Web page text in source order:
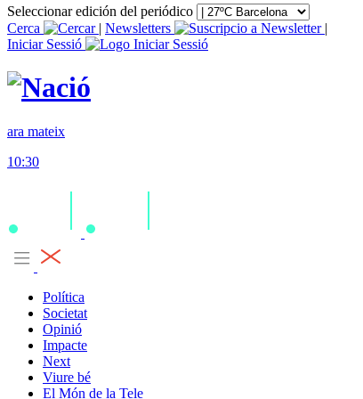
Seleccionar edición del periódico
Cerca
| Newsletters
|
Iniciar Sessió
ara mateix
10:30
Política
Societat
Opinió
Impacte
Next
Viure bé
El Món de la Tele